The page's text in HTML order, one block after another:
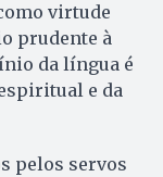
virtude
prudente à
da língua é
e da
pelos servos